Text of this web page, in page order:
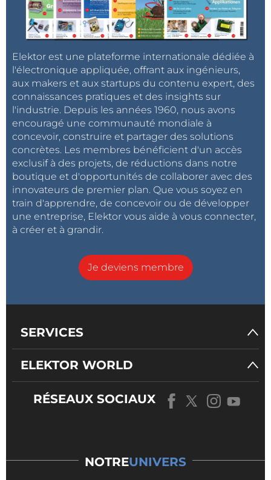
Elektor est une plateforme internationale dédiée à
l'électronique appliquée, offrant aux ingénieurs,
aux makers et aux startups du contenu expert, des
connaissances pratiques et des insights sur
l'industrie. Depuis les années 1960, nous avons
encouragé une communauté mondiale à
concevoir, construire et partager des solutions
concrètes. Les membres bénéficient d'un accès
exclusif à des projets, de réductions dans notre
boutique et d'opportunités de collaborer avec des
innovateurs de premier plan. Que vous soyez en
train d'apprendre, de concevoir ou de développer
une entreprise, Elektor vous aide à vous connecter,
à créer et à grandir.
Je deviens membre
SERVICES
ELEKTOR WORLD
RÉSEAUX SOCIAUX
NOTREUNIVERS